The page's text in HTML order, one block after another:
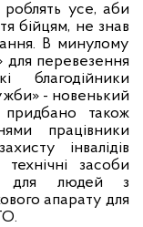
усе, аби
бійцям, не знав
В минулому
для перевезення
благодійники
- новенький
також
працівники
інвалідів
засоби
для людей з
апарату для